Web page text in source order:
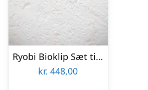
Ryobi Bioklip Sæt til 117 cm Havetraktor Rac475
kr. 448,00